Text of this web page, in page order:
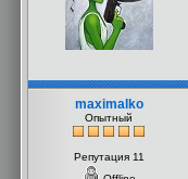
maximalko
Опытный
Репутация 11